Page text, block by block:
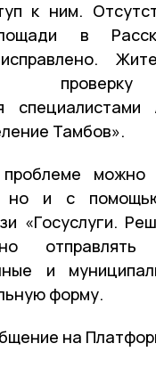
к ним.
в
Тамбов».
можно
но и с
«Госуслуги.
и
форму.
на